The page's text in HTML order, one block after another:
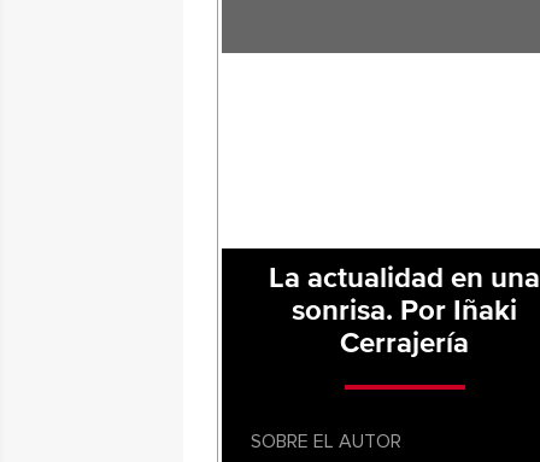
La actualidad en una
sonrisa. Por Iñaki
Cerrajería
SOBRE EL AUTOR